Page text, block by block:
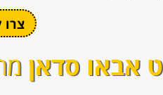
אבאו סדאן